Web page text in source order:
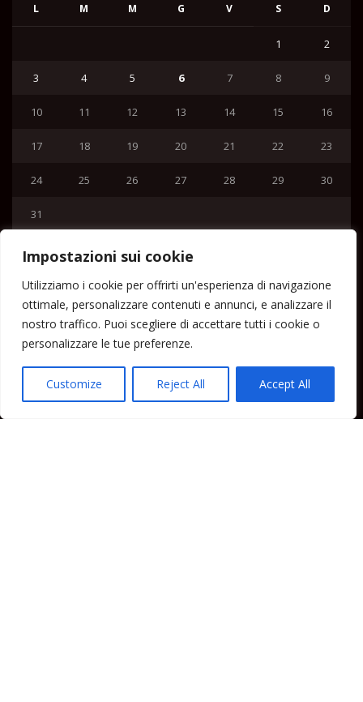
Impostazioni sui cookie
Utilizziamo i cookie per offrirti un'esperienza di navigazione
ottimale, personalizzare contenuti e annunci, e analizzare il
nostro traffico. Puoi scegliere di accettare tutti i cookie o
personalizzare le tue preferenze.
Customize Reject All Accept All
L M M G V S D
1 2
3 4 5 6 7 8 9
10 11 12 13 14 15 16
17 18 19 20 21 22 23
24 25 26 27 28 29 30
31
Home
Lipari News
Cronaca Lipari
Politica Lipari
Cultura Lipari